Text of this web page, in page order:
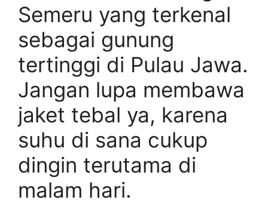
Semeru yang terkenal
sebagai gunung
tertinggi di Pulau Jawa.
Jangan lupa membawa
jaket tebal ya, karena
suhu di sana cukup
dingin terutama di
malam hari.